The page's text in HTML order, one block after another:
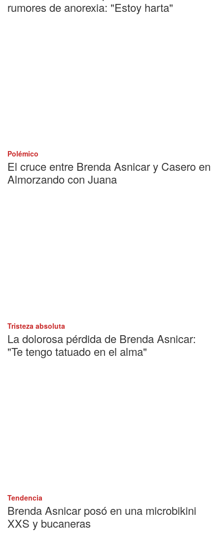
rumores de anorexia: "Estoy harta"
Polémico
El cruce entre Brenda Asnicar y Casero en
Almorzando con Juana
Tristeza absoluta
La dolorosa pérdida de Brenda Asnicar:
"Te tengo tatuado en el alma"
Tendencia
Brenda Asnicar posó en una microbikini
XXS y bucaneras